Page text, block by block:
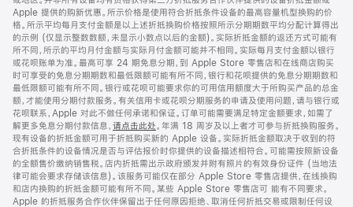
Apple 提供的购新优惠。所示价格是使用符合折抵条件设备的最高容量机型换购的价
格。所示平均每月支付金额是以上述折抵换购价格按照所示分期期数平均分配计算得出
的示例 (仅显示整数数额，未显示小数点以后的金额)。实际折抵金额的返还方式可能有
所不同，所示的平均月付金额与实际月付金额可能并不相同。实际每月支付金额以银行
或花呗账单为准。最高可享 24 期免息分期，到 Apple Store 零售店和在线商店购买
时可享受的免息分期期数和最低限额可能有所不同，银行和花呗提供的免息分期期数和
最低限额可能有所不同。银行或花呗可能要求你的可用信用额度大于所购买产品的总金
额，才能使用分期付款服务。有关信用卡或花呗分期服务的申请及使用问题，请与银行或
花呗联系，Apple 对此不做任何承诺和保证。订单可能需要满足特定金额要求，如需了
解更多免息分期付款信息， 请点击此处。年满 18 周岁及以上者才可参与折抵换购服务。
现有设备的折抵金额可用于折抵购买新的 Apple 设备。实际折抵金额取决于收到的符
合折抵条件的设备情况是否与评估报价时你提供的设备描述相符合。可能需按照新设备
的全额售价缴纳销售税。店内折抵需出示政府颁发并附有照片的有效身份证件 (当地法
律可能会要求存储该信息)。该服务可能仅在部分 Apple Store 零售店提供，在线换购
和店内换购的折抵金额可能有所不同。某些 Apple Store 零售店可 能有不同要求。
Apple 的折抵服务合作伙伴保留出于任何原因拒绝、取消任何折抵交易或限制任何设